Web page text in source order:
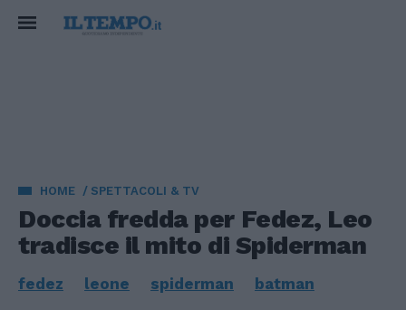
HOME SPETTACOLI & TV
Doccia fredda per Fedez, Leo
tradisce il mito di Spiderman
fedez leone spiderman batman